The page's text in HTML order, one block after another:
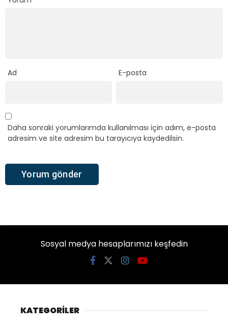
Ad E-posta
Daha sonraki yorumlarımda kullanılması için adım, e-posta
adresim ve site adresim bu tarayıcıya kaydedilsin.
Sosyal medya hesaplarımızı keşfedin
KATEGORİLER